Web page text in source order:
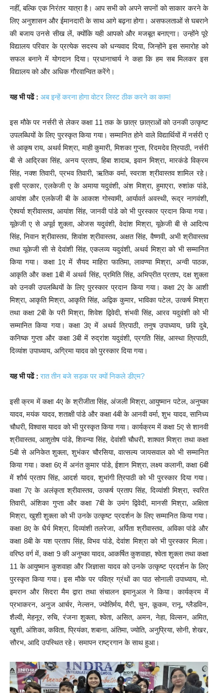
नहीं, बल्कि एक निरंतर यात्रा है। आप सभी को अपने सपनों को साकार करने के
लिए अनुशासन और ईमानदारी के साथ आगे बढ़ना होगा। असफलताओं से घबराने
की बजाय उनसे सीख लें, क्योंकि यही आपको और मजबूत बनाएगा। उन्होंने पूरे
विद्यालय परिवार के प्रत्येक सदस्य को धन्यवाद दिया, जिन्होंने इस समारोह को
सफल बनाने में योगदान दिया। प्रधानाचार्य ने कहा कि हम सब मिलकर इस
विद्यालय को और अधिक गौरवान्वित करेंगे।
यह भी पढें : अब इन्हें करना होगा वोटर लिस्ट ठीक करने का काम!
इस मौके पर नर्सरी से लेकर कक्षा 11 तक के छात्र छात्राओं को उनकी उत्कृष्ट
उपलब्धियों के लिए पुरस्कृत किया गया। सम्मानित होने वाले विद्यार्थियों में नर्सरी ए
से आकृष राय, अथर्व मिश्रा, माही कुमारी, मिशका गुप्ता, रिदमदेव त्रिपाठी, नर्सरी
बी से आद्रिका सिंह, अनय प्रताप, हिबा शादाब, इवान मिश्रा, मारकंडे विक्रम
सिंह, नक्श तिवारी, प्रभव तिवारी, ऋतिक वर्मा, स्वराश श्रीवास्तव शामिल रहे।
इसी प्रकार, एलकेजी ए के अमाया यदुवंशी, अंश मिश्रा, हुमाएरा, रुशांक पांडे,
आयांश और एलकेजी बी के आकाश गोस्वामी, आर्यावर्त अवस्थी, रूद्र नागवंशी,
ऐश्वर्या श्रीवास्तव, आयांश सिंह, जानवी पांडे को भी पुरस्कार प्रदान किया गया।
यूकेजी ए से अपूर्व शुक्ला, ओजस यदुवंशी, वेदांश मिश्रा, यूकेजी बी से आदित्य
सिंह, निवान श्रीवास्तव, शिवांश श्रीवास्तव, अक्षत सिंह, वैष्णवी, अभी श्रीवास्तव
तथा यूकेजी सी से देवांशी सिंह, एकलव्य यदुवंशी, अथर्व मिश्रा को भी सम्मानित
किया गया। कक्षा 1ए में सैयद माहिरा फातिमा, लावण्या मिश्रा, अन्वी पाठक,
आकृति और कक्षा 1बी में अथर्व सिंह, प्रमिति सिंह, अभिप्रीत प्रताप, दक्ष शुक्ला
को उनकी उपलब्धियों के लिए पुरस्कार प्रदान किया गया। कक्षा 2ए के आशी
मिश्रा, आकृति मिश्रा, आकृति सिंह, अद्विक कुमार, भाविका पटेल, उत्कर्ष मिश्रा
तथा कक्षा 2बी के परी मिश्रा, शिवेश द्विवेदी, शंभवी सिंह, आरव यदुवंशी को भी
सम्मानित किया गया। कक्षा 3ए में अथर्व त्रिपाठी, तनुष उपाध्याय, छवि दुबे,
कनिष्क गुप्ता और कक्षा 3बी में रुद्रांश यदुवंशी, प्रगति सिंह, आस्था त्रिपाठी,
दिव्यांश उपाध्याय, अग्रिमा यादव को पुरस्कार दिया गया।
यह भी पढें : रात तीन बजे सड़क पर क्यों निकले डीएम?
इसी क्रम में कक्षा 4ए के श्रीजीता सिंह, अंजली मिश्रा, आयुष्मान पटेल, अनुष्का
यादव, मयंक यादव, शताक्षी पांडे और कक्षा 4बी के आनवी वर्मा, शुभ यादव, सानिध्य
चौधरी, विश्वास यादव को भी पुरस्कृत किया गया। कार्यक्रम में कक्षा 5ए से शानवी
श्रीवास्तव, आशुतोष पांडे, शिवन्या सिंह, देवांशी चौधरी, शाश्वत मिश्रा तथा कक्षा
5बी से अनिकेत शुक्ला, शुभंकर चौरसिया, वात्सल्य जायसवाल को भी सम्मानित
किया गया। कक्षा 6ए में अनंत कुमार पांडे, ईशान मिश्रा, लक्ष्य कलानी, कक्षा 6बी
में शौर्य प्रताप सिंह, आदर्श यादव, शुभांगी त्रिपाठी को भी पुरस्कार दिया गया।
कक्षा 7ए के अलंकृता श्रीवास्तव, उत्कर्ष प्रताप सिंह, दिव्यांशी मिश्रा, स्वरित
तिवारी, अंशिका गुप्ता और कक्षा 7बी के उमंग द्विवेदी, मानसी मिश्रा, अक्षिता
मिश्रा, खुशी शुक्ला को भी उनके उत्कृष्ट प्रदर्शन के लिए सम्मानित किया गया।
कक्षा 8ए के धैर्य मिश्रा, दिव्यांशी तलरेजा, अर्पिता श्रीवास्तव, अविका पांडे और
कक्षा 8बी के यश प्रताप सिंह, विभव पांडे, देवांश मिश्रा को भी पुरस्कार मिला।
वरिष्ठ वर्ग में, कक्षा 9 की अनुष्का यादव, आकर्षित कुशवाहा, श्वेता शुक्ला तथा कक्षा
11 के आयुष्मान कुशवाहा और जिज्ञासा यादव को उनके उत्कृष्ट प्रदर्शन के लिए
पुरस्कृत किया गया। इस मौके पर पवित्र ग्रंथों का पाठ सोनाली उपाध्याय, मो.
इमरान और सिदरा मैम द्वारा तथा संचालन इमानुअल ने किया। कार्यक्रम में
प्रभाकरन, अनुज आर्चर, नेल्सन, ज्योतिर्मय, मैरी, चुन, कूकम, रानू, ग्लैडविन,
शैल्वी, मेहनूर, रुचि, रंजना शुक्ला, श्वेता, असित, अमन, नेहा, विल्सन, अमित,
खुशी, अंशिका, कविता, प्रियंका, शबाना, अंतिमा, ज्योति, अनुप्रिया, सोनी, शेखर,
सौरभ, आदि उपस्थित रहे। समापन राष्ट्रगान के साथ हुआ।